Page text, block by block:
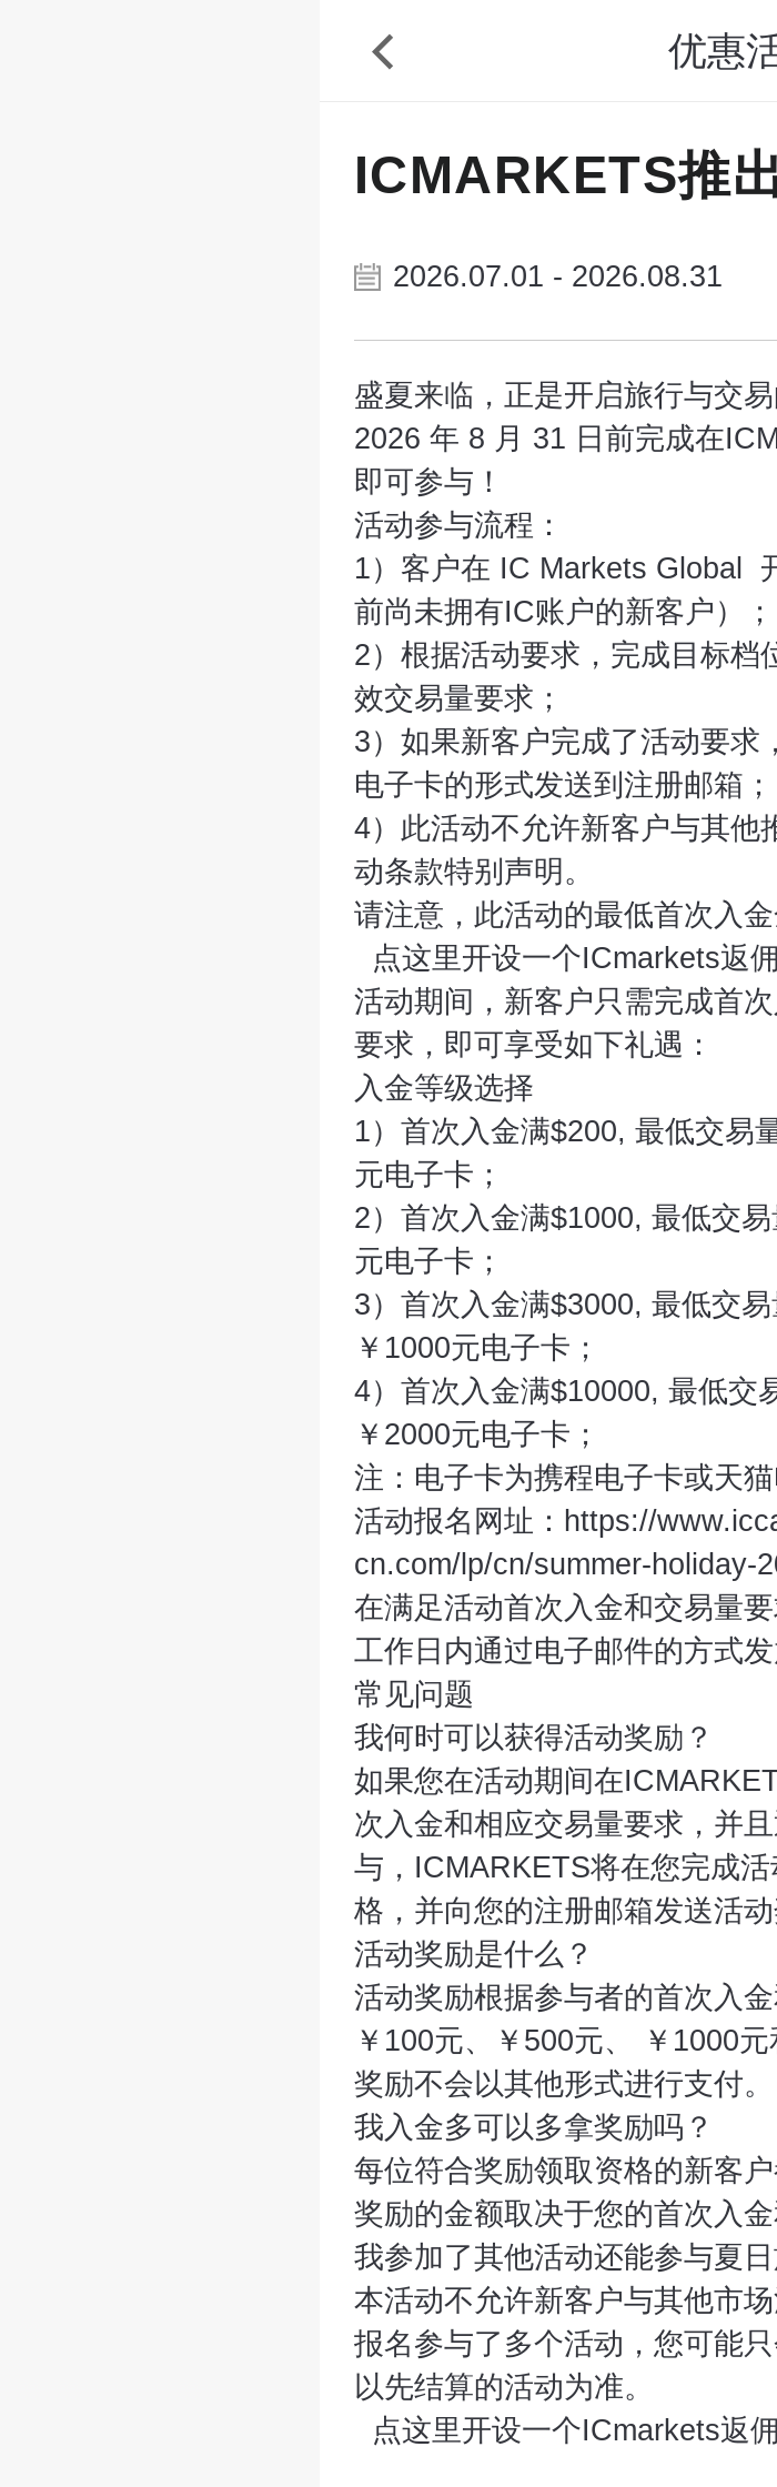
优惠
ICMARKETS推
2026.07.01 - 2026.08.31
盛夏来临，正是开启旅行与交
2026 年 8 月 31 日前完成在
即可参与！
活动参与流程：
1）客户在 IC Markets Global
前尚未拥有IC账户的新客户）；
2）根据活动要求，完成目标档
效交易量要求；
3）如果新客户完成了活动要求
电子卡的形式发送到注册邮箱；
4）此活动不允许新客户与其他
动条款特别声明。
请注意，此活动的最低首次入金
点这里开设一个ICmarkets返
活动期间，新客户只需完成首
要求，即可享受如下礼遇：
入金等级选择
1）首次入金满$200, 最低交易
元电子卡；
2）首次入金满$1000, 最低交
元电子卡；
3）首次入金满$3000, 最低交
￥1000元电子卡；
4）首次入金满$10000, 最低交
￥2000元电子卡；
注：电子卡为携程电子卡或天
活动报名网址：https://
cn.com/lp/cn/summer-holiday-
在满足活动首次入金和交易量
工作日内通过电子邮件的方式
常见问题
我何时可以获得活动奖励？
如果您在活动期间在
次入金和相应交易量要求，并
与，ICMARKETS将在您完成
格，并向您的注册邮箱发送活动
活动奖励是什么？
活动奖励根据参与者的首次入
￥100元、￥500元、 ￥1000
奖励不会以其他形式进行支付。
我入金多可以多拿奖励吗？
每位符合奖励领取资格的新客
奖励的金额取决于您的首次入金
我参加了其他活动还能参与夏
本活动不允许新客户与其他市
报名参与了多个活动，您可能
以先结算的活动为准。
点这里开设一个ICmarkets返